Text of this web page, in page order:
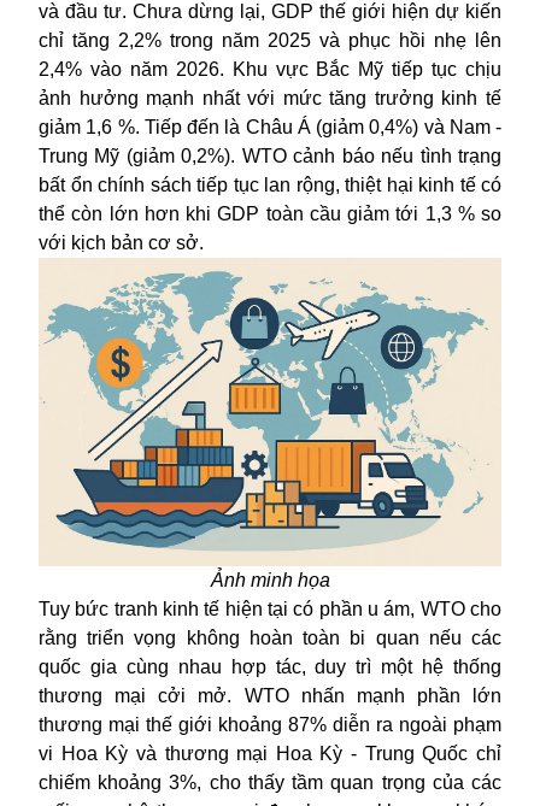
và đầu tư. Chưa dừng lại, GDP thế giới hiện dự kiến
chỉ tăng 2,2% trong năm 2025 và phục hồi nhẹ lên
2,4% vào năm 2026. Khu vực Bắc Mỹ tiếp tục chịu
ảnh hưởng mạnh nhất với mức tăng trưởng kinh tế
giảm 1,6 %. Tiếp đến là Châu Á (giảm 0,4%) và Nam -
Trung Mỹ (giảm 0,2%). WTO cảnh báo nếu tình trạng
bất ổn chính sách tiếp tục lan rộng, thiệt hại kinh tế có
thể còn lớn hơn khi GDP toàn cầu giảm tới 1,3 % so
với kịch bản cơ sở.
Ảnh minh họa
Tuy bức tranh kinh tế hiện tại có phần u ám, WTO cho
rằng triển vọng không hoàn toàn bi quan nếu các
quốc gia cùng nhau hợp tác, duy trì một hệ thống
thương mại cởi mở. WTO nhấn mạnh phần lớn
thương mại thế giới khoảng 87% diễn ra ngoài phạm
vi Hoa Kỳ và thương mại Hoa Kỳ - Trung Quốc chỉ
chiếm khoảng 3%, cho thấy tầm quan trọng của các